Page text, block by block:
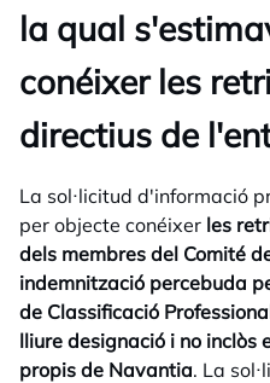
la qual
conéixer les
directius de
La sol·licitud d'informació
per objecte conéixer les
dels membres del Comité
indemnització percebuda
de Classificació
lliure designació i no inclòs
propis de Navantia. La